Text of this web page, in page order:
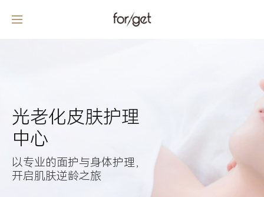
光老化皮肤护理
中心
以专业的面护与身体护理，
开启肌肤逆龄之旅